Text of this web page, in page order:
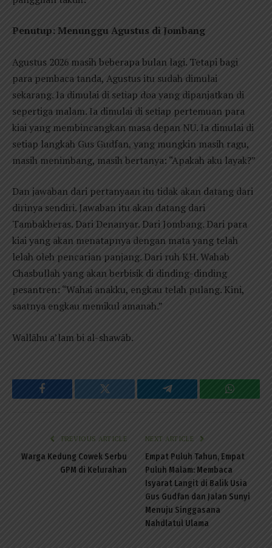
Penutup: Menunggu Agustus di Jombang
Agustus 2026 masih beberapa bulan lagi. Tetapi bagi
para pembaca tanda, Agustus itu sudah dimulai
sekarang. Ia dimulai di setiap doa yang dipanjatkan di
sepertiga malam. Ia dimulai di setiap pertemuan para
kiai yang membincangkan masa depan NU. Ia dimulai di
setiap langkah Gus Gudfan, yang mungkin masih ragu,
masih menimbang, masih bertanya: “Apakah aku layak?”
Dan jawaban dari pertanyaan itu tidak akan datang dari
dirinya sendiri. Jawaban itu akan datang dari
Tambakberas. Dari Denanyar. Dari Jombang. Dari para
kiai yang akan menatapnya dengan mata yang telah
lelah oleh pencarian panjang. Dari ruh KH. Wahab
Chasbullah yang akan berbisik di dinding-dinding
pesantren: “Wahai anakku, engkau telah pulang. Kini,
saatnya engkau memikul amanah.”
Wallāhu a’lam bi al-shawāb.
Facebook Twitter Telegram
PREVIOUS ARTICLE
Warga Kedung Cowek Serbu
GPM di Kelurahan
NEXT ARTICLE
Empat Puluh Tahun, Empat
Puluh Malam: Membaca
Isyarat Langit di Balik Usia
Gus Gudfan dan Jalan Sunyi
Menuju Singgasana
Nahdlatul Ulama